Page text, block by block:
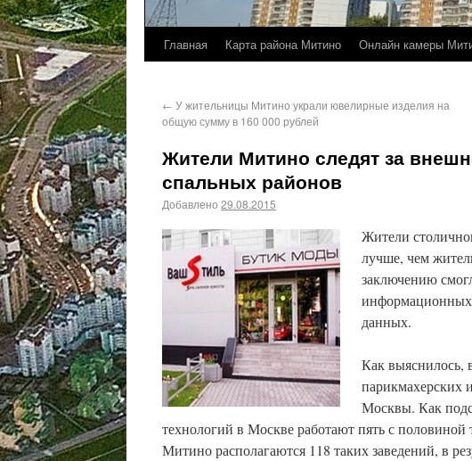
Главная Карта района Митино Онлайн камеры
← У жительницы Митино украли ювелирные изделия на
общую сумму в 160 000 рублей
Жители Митино следят за
спальных районов
Добавлено 29.08.2015
Жители
лучше, чем
заключению
информационных
данных.
Как выяснилось,
парикмахерских
Москвы. Как
технологий в Москве работают пять с
Митино располагаются 118 таких заведений, в